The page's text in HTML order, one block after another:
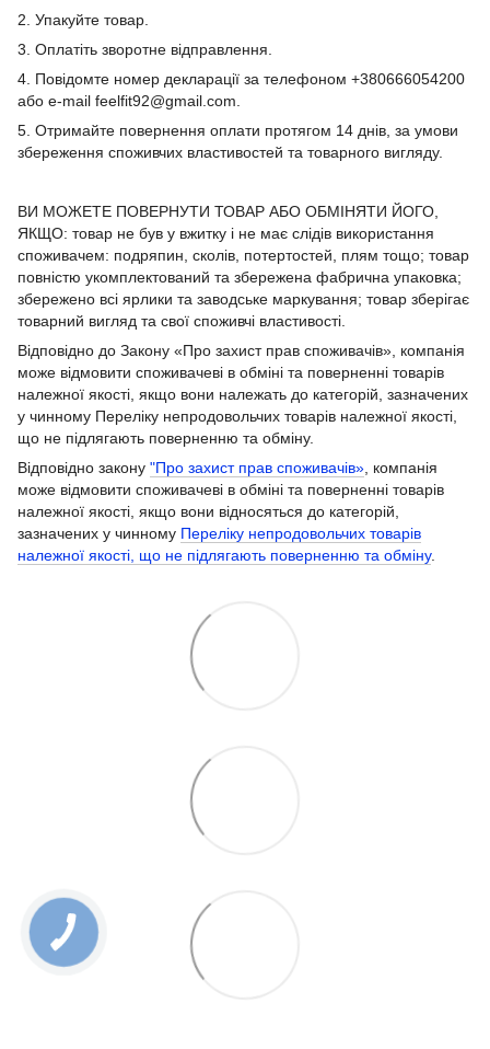
2. Упакуйте товар.
3. Оплатіть зворотне відправлення.
4. Повідомте номер декларації за телефоном +380666054200
або e-mail feelfit92@gmail.com.
5. Отримайте повернення оплати протягом 14 днів, за умови
збереження споживчих властивостей та товарного вигляду.
ВИ МОЖЕТЕ ПОВЕРНУТИ ТОВАР АБО ОБМІНЯТИ ЙОГО,
ЯКЩО: товар не був у вжитку і не має слідів використання
споживачем: подряпин, сколів, потертостей, плям тощо; товар
повністю укомплектований та збережена фабрична упаковка;
збережено всі ярлики та заводське маркування; товар зберігає
товарний вигляд та свої споживчі властивості.
Відповідно до Закону «Про захист прав споживачів», компанія
може відмовити споживачеві в обміні та поверненні товарів
належної якості, якщо вони належать до категорій, зазначених
у чинному Переліку непродовольчих товарів належної якості,
що не підлягають поверненню та обміну.
Відповідно закону "Про захист прав споживачів» , компанія
може відмовити споживачеві в обміні та поверненні товарів
належної якості, якщо вони відносяться до категорій,
зазначених у чинному Переліку непродовольчих товарів
належної якості, що не підлягають поверненню та обміну.